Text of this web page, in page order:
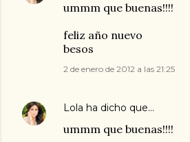
ummm que buenas!!!!
feliz año nuevo
besos
2 de enero de 2012 a las 21:25
Lola ha dicho que…
ummm que buenas!!!!